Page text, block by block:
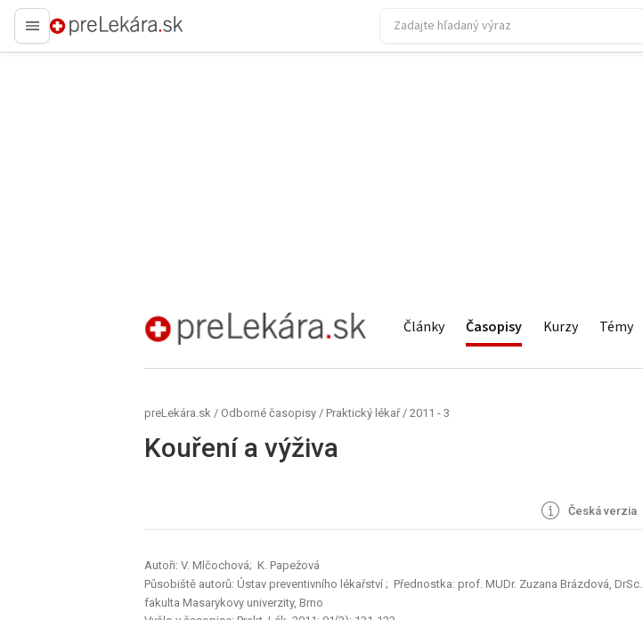
preLekára.sk
preLekára.sk Články Časopisy Kurzy Témy
preLekára.sk / Odborné časopisy / Praktický lékař / 2011 - 3
Kouření a výživa
Česká verzia
Autoři: V. Mlčochová; K. Papežová
Působiště autorů: Ústav preventivního lékařství ; Přednostka: prof. MUDr. Zuzana Brázdová, DrSc.
fakulta Masarykovy univerzity, Brno